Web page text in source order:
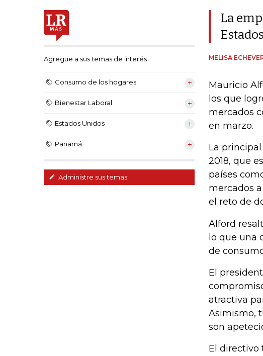
Agregue a sus temas de interés
Consumo de los hogares
Bienestar Laboral
Estados Unidos
Panamá
Administre sus temas
La
MELISA
Mauricio
los que
mercados
en marzo.
La
2018, que
países
mercados
el reto de
Alford
lo que una
de
El
atractiva
Asimismo,
son
El directivo